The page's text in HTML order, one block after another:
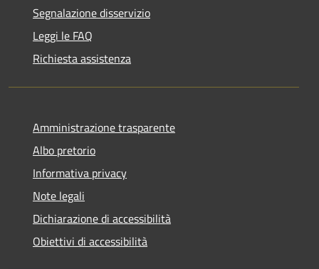
Segnalazione disservizio
Leggi le FAQ
Richiesta assistenza
Amministrazione trasparente
Albo pretorio
Informativa privacy
Note legali
Dichiarazione di accessibilità
Obiettivi di accessibilità